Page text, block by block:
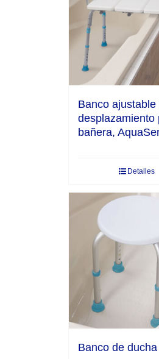
Banco ajustable
desplazamiento
bañera,
Detalles
Banco de ducha